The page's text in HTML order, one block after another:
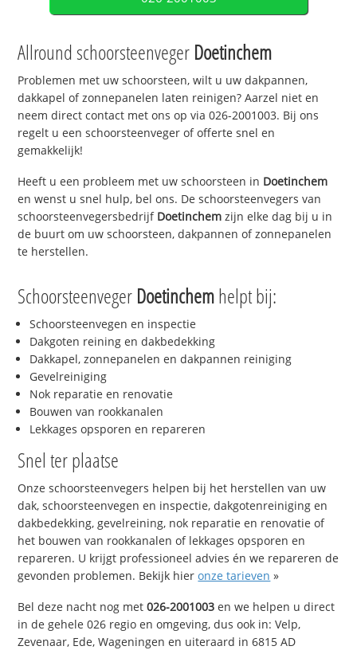
Allround schoorsteenveger Doetinchem
Problemen met uw schoorsteen, wilt u uw dakpannen,
dakkapel of zonnepanelen laten reinigen? Aarzel niet en
neem direct contact met ons op via 026-2001003. Bij ons
regelt u een schoorsteenveger of offerte snel en
gemakkelijk!
Heeft u een probleem met uw schoorsteen in Doetinchem
en wenst u snel hulp, bel ons. De schoorsteenvegers van
schoorsteenvegersbedrijf Doetinchem zijn elke dag bij u in
de buurt om uw schoorsteen, dakpannen of zonnepanelen
te herstellen.
Schoorsteenveger Doetinchemhelpt bij:
Schoorsteenvegen en inspectie
Dakgoten reining en dakbedekking
Dakkapel, zonnepanelen en dakpannen reiniging
Gevelreiniging
Nok reparatie en renovatie
Bouwen van rookkanalen
Lekkages opsporen en repareren
Snel ter plaatse
Onze schoorsteenvegers helpen bij het herstellen van uw
dak, schoorsteenvegen en inspectie, dakgotenreiniging en
dakbedekking, gevelreining, nok reparatie en renovatie of
het bouwen van rookkanalen of lekkages opsporen en
repareren. U krijgt professioneel advies én we repareren de
gevonden problemen. Bekijk hieronze tarieven »
Bel deze nacht nog met026-2001003 en we helpen u direct
in de gehele 026 regio en omgeving, dus ook in: Velp,
Zevenaar, Ede, Wageningen en uiteraard in 6815 AD